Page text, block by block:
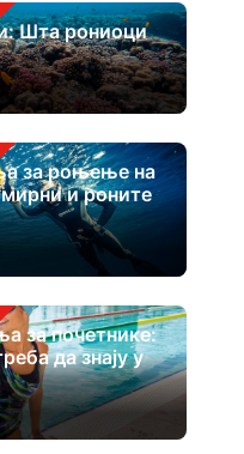
Шта рониоци
за роњење на
и роните
за почетнике:
да знају у